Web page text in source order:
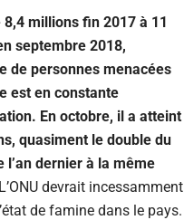
8,4 millions fin 2017 à 11
septembre 2018,
de personnes menacées
est en constante
En octobre, il a atteint
quasiment le double du
l’an dernier à la même
L’ONU devrait incessamment
de famine dans le pays.